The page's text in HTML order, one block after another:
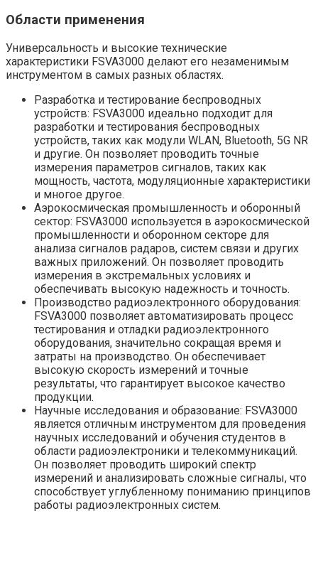
Области применения
Универсальность и высокие технические
характеристики FSVA3000 делают его незаменимым
инструментом в самых разных областях.
Разработка и тестирование беспроводных
устройств: FSVA3000 идеально подходит для
разработки и тестирования беспроводных
устройств, таких как модули WLAN, Bluetooth, 5G NR
и другие. Он позволяет проводить точные
измерения параметров сигналов, таких как
мощность, частота, модуляционные характеристики
и многое другое.
Аэрокосмическая промышленность и оборонный
сектор: FSVA3000 используется в аэрокосмической
промышленности и оборонном секторе для
анализа сигналов радаров, систем связи и других
важных приложений. Он позволяет проводить
измерения в экстремальных условиях и
обеспечивать высокую надежность и точность.
Производство радиоэлектронного оборудования:
FSVA3000 позволяет автоматизировать процесс
тестирования и отладки радиоэлектронного
оборудования, значительно сокращая время и
затраты на производство. Он обеспечивает
высокую скорость измерений и точные
результаты, что гарантирует высокое качество
продукции.
Научные исследования и образование: FSVA3000
является отличным инструментом для проведения
научных исследований и обучения студентов в
области радиоэлектроники и телекоммуникаций.
Он позволяет проводить широкий спектр
измерений и анализировать сложные сигналы, что
способствует углубленному пониманию принципов
работы радиоэлектронных систем.